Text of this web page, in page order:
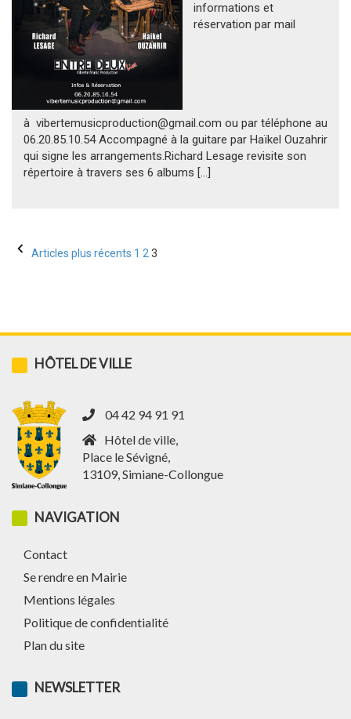
informations et
réservation par mail
à vibertemusicproduction@gmail.com ou par téléphone au
06.20.85.10.54 Accompagné à la guitare par Haïkel Ouzahrir
qui signe les arrangements.Richard Lesage revisite son
répertoire à travers ses 6 albums […]
Pagination
Articles plus récents 1 2 3
HÔTEL DE VILLE
04 42 94 91 91
Hôtel de ville,
Place le Sévigné,
13109, Simiane-Collongue
NAVIGATION
Contact
Se rendre en Mairie
Mentions légales
Politique de confidentialité
Plan du site
NEWSLETTER